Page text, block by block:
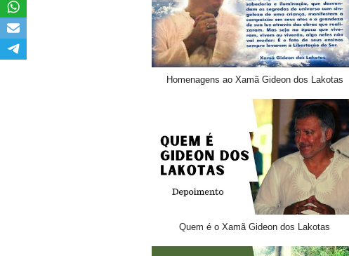
Homenagens ao Xamã Gideon dos Lakotas
Quem é o Xamã Gideon dos Lakotas